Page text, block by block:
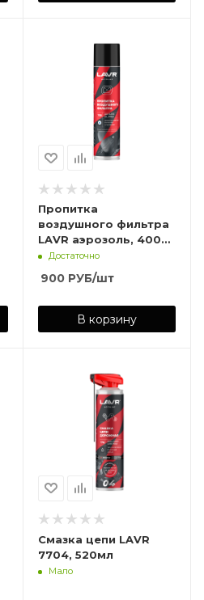
Пропитка
воздушного фильтра
LAVR аэрозоль, 400
млДостаточно
900РУБ/шт
В корзину
Смазка цепи LAVR
7704, 520мл
Мало